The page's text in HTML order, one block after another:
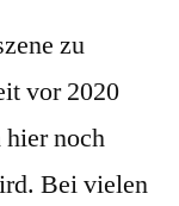
zu
vor 2020
noch
Bei vielen